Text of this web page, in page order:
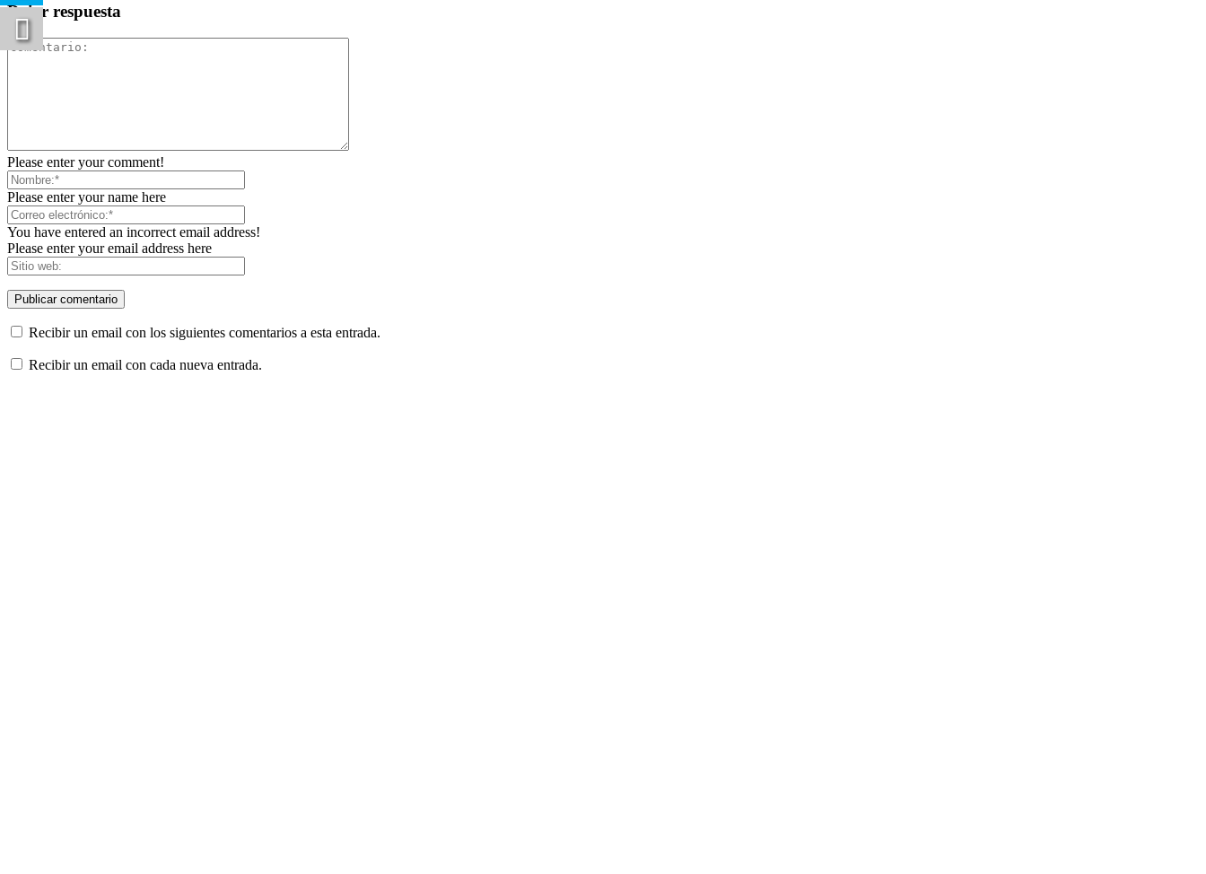
Dejar respuesta
Please enter your comment!
Please enter your name here
You have entered an incorrect email address!
Please enter your email address here
Recibir un email con los siguientes comentarios a esta entrada.
Recibir un email con cada nueva entrada.